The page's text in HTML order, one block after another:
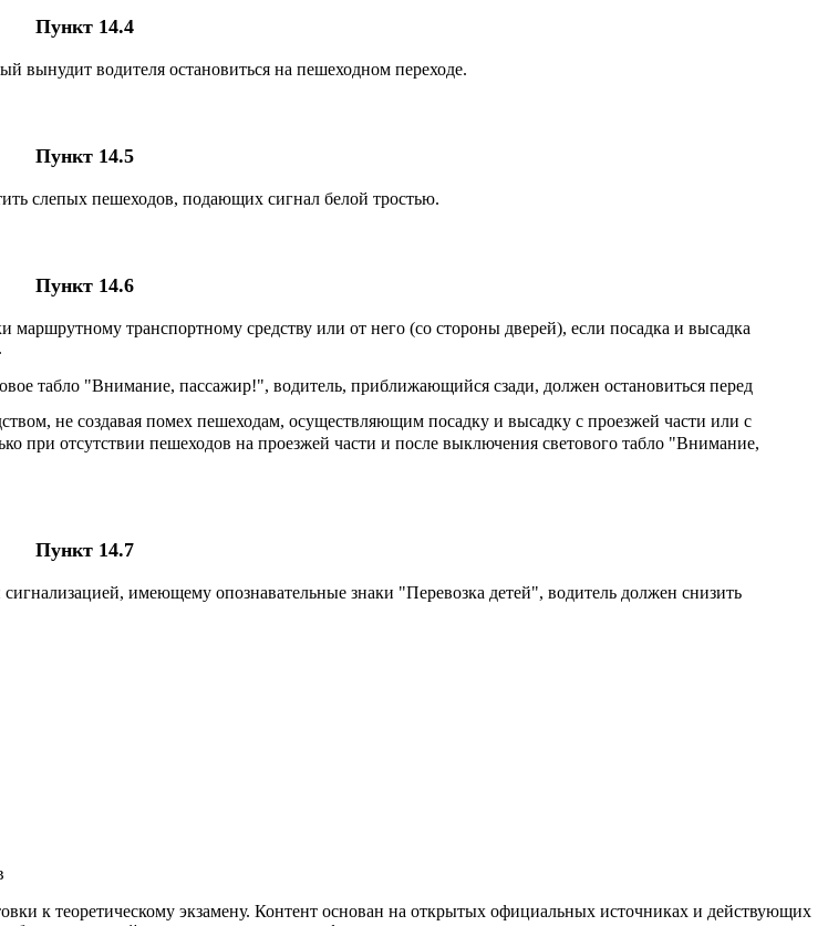
Пункт 14.4
вынудит водителя остановиться на пешеходном переходе.
Пункт 14.5
слепых пешеходов, подающих сигнал белой тростью.
Пункт 14.6
транспортному средству или от него (со стороны дверей), если посадка и высадка
табло "Внимание, пассажир!", водитель, приближающийся сзади, должен остановиться перед
не создавая помех пешеходам, осуществляющим посадку и высадку с проезжей части или с
при отсутствии пешеходов на проезжей части и после выключения светового табло "Внимание,
Пункт 14.7
имеющему опознавательные знаки "Перевозка детей", водитель должен снизить
к теоретическому экзамену. Контент основан на открытых официальных источниках и действующих